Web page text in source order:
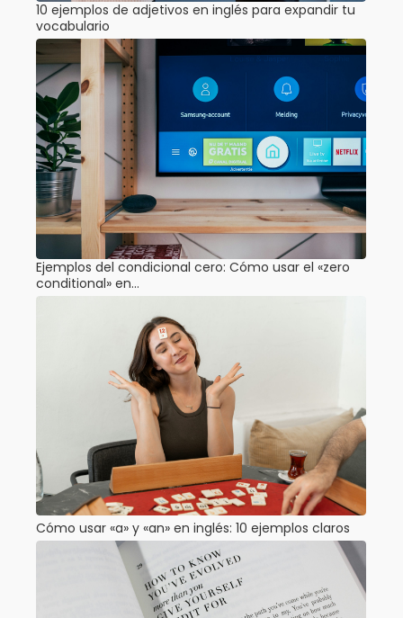
10 ejemplos de adjetivos en inglés para expandir tu
vocabulario
Ejemplos del condicional cero: Cómo usar el «zero
conditional» en…
Cómo usar «a» y «an» en inglés: 10 ejemplos claros